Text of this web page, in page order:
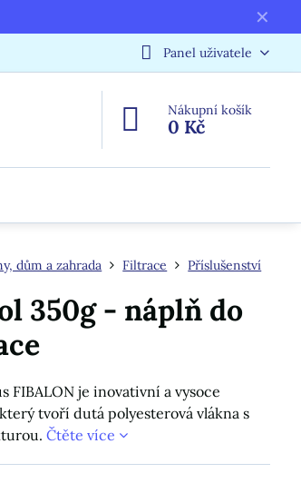
✕
Panel uživatele
Nákupní košík
0 Kč
dům a zahrada Filtrace Příslušenství
350g - náplň do
FIBALON je inovativní a vysoce
tvoří dutá polyesterová vlákna s
Čtěte více